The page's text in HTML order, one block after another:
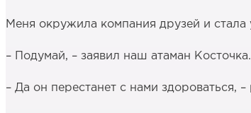
Меня окружила компания друзей и стала
– Подумай, – заявил наш атаман
– Да он перестанет с нами здороваться,